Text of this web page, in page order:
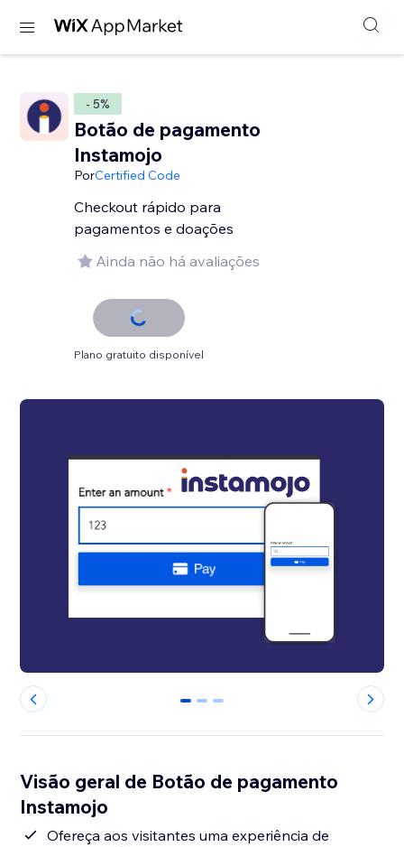
- 5%
Botão de pagamento
Instamojo
PorCertified Code
Checkout rápido para
pagamentos e doações
Ainda não há avaliações
Plano gratuito disponível
0 1 2
Visão geral de Botão de pagamento
Instamojo
Ofereça aos visitantes uma experiência de